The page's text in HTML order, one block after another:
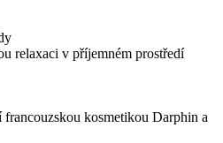
relaxaci v příjemném prostředí
kosmetikou Darphin a